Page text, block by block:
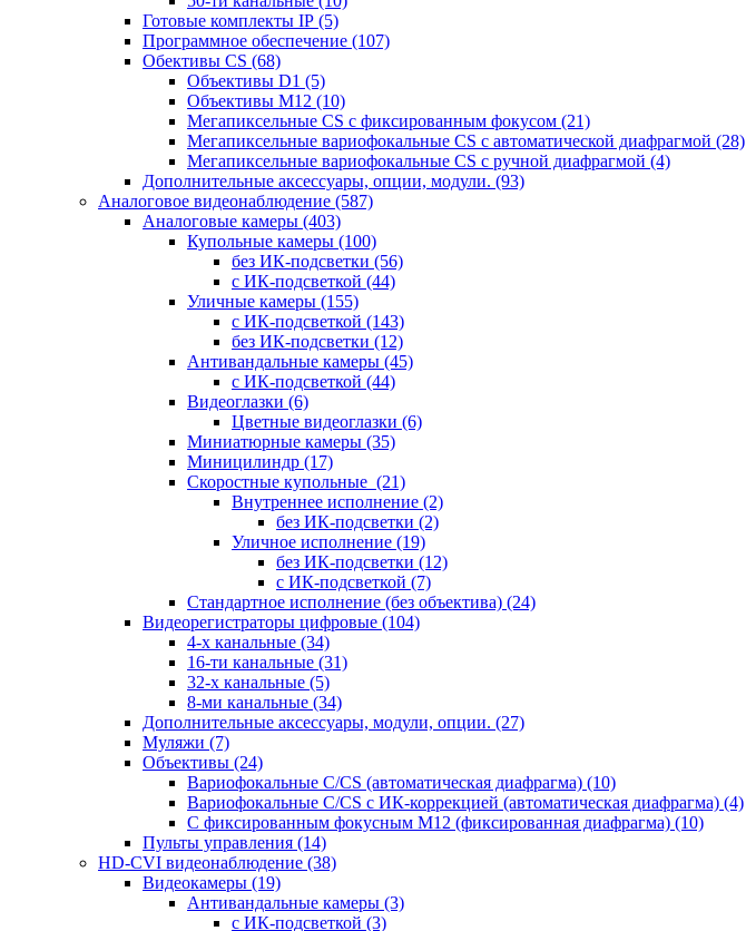
Готовые комплекты IP (5)
Программное обеспечение (107)
Обективы CS (68)
Объективы D1 (5)
Объективы M12 (10)
Мегапиксельные CS c фиксированным фокусом (21)
Мегапиксельные вариофокальные CS c автоматической диафрагмой (28)
Мегапиксельные вариофокальные CS c ручной диафрагмой (4)
Дополнительные аксессуары, опции, модули. (93)
Аналоговое видеонаблюдение (587)
Аналоговые камеры (403)
Купольные камеры (100)
без ИК-подсветки (56)
с ИК-подсветкой (44)
Уличные камеры (155)
с ИК-подсветкой (143)
без ИК-подсветки (12)
Антивандальные камеры (45)
с ИК-подсветкой (44)
Видеоглазки (6)
Цветные видеоглазки (6)
Миниатюрные камеры (35)
Миницилиндр (17)
Скоростные купольные (21)
Внутреннее исполнение (2)
без ИК-подсветки (2)
Уличное исполнение (19)
без ИК-подсветки (12)
с ИК-подсветкой (7)
Стандартное исполнение (без объектива) (24)
Видеорегистраторы цифровые (104)
4-х канальные (34)
16-ти канальные (31)
32-х канальные (5)
8-ми канальные (34)
Дополнительные аксессуары, модули, опции. (27)
Муляжи (7)
Объективы (24)
Вариофокальные C/CS (автоматическая диафрагма) (10)
Вариофокальные C/CS с ИК-коррекцией (автоматическая диафрагма) (4)
С фиксированным фокусным М12 (фиксированная диафрагма) (10)
Пульты управления (14)
HD-CVI видеонаблюдение (38)
Видеокамеры (19)
Антивандальные камеры (3)
с ИК-подсветкой (3)